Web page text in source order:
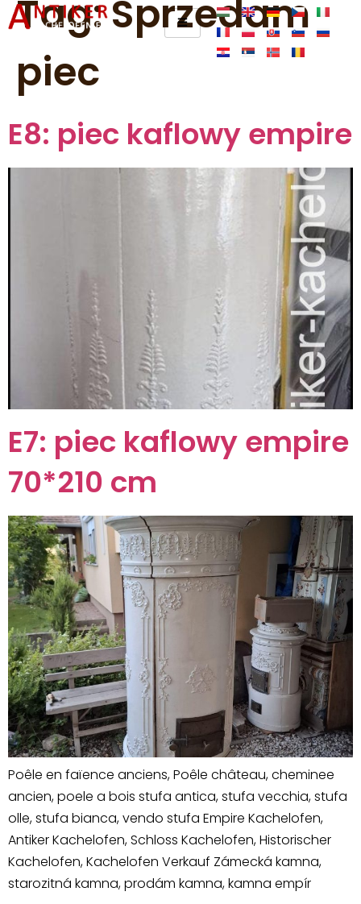
Tag:Sprzedam
piec
E8: piec kaflowy empire
E7: piec kaflowy empire
70*210 cm
Poêle en faïence anciens, Poêle château, cheminee
ancien, poele a bois stufa antica, stufa vecchia, stufa
olle, stufa bianca, vendo stufa Empire Kachelofen,
Antiker Kachelofen, Schloss Kachelofen, Historischer
Kachelofen, Kachelofen Verkauf Zámecká kamna,
starozitná kamna, prodám kamna, kamna empír